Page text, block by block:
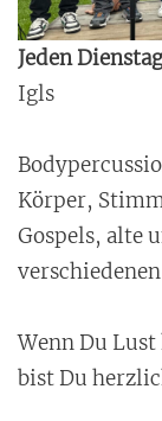
Jeden
Igls
Körper,
Gospels, alte
Wenn Du
bist Du